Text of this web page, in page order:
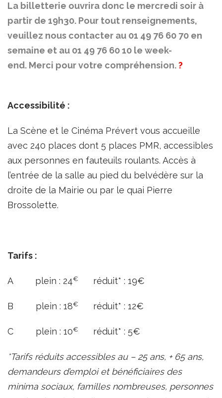
La billetterie ouvrira donc le mercredi soir à
partir de 19h30. Pour tout renseignements,
veuillez nous contacter au 01 49 76 60 70 en
semaine et au 01 49 76 60 10 le week-
end. Merci pour votre compréhension.?
Accessibilité :
La Scène et le Cinéma Prévert vous accueille
avec 240 places dont 5 places PMR, accessibles
aux personnes en fauteuils roulants. Accès à
l’entrée de la salle au pied du belvédère sur la
droite de la Mairie ou par le quai Pierre
Brossolette.
Tarifs :
A plein : 24€ réduit* : 19€
B plein : 18€ réduit* : 12€
C plein : 10€ réduit* : 5€
*Tarifs réduits accessibles au – 25 ans, + 65 ans,
demandeurs d’emploi et bénéficiaires des
minima sociaux, familles nombreuses, personnes